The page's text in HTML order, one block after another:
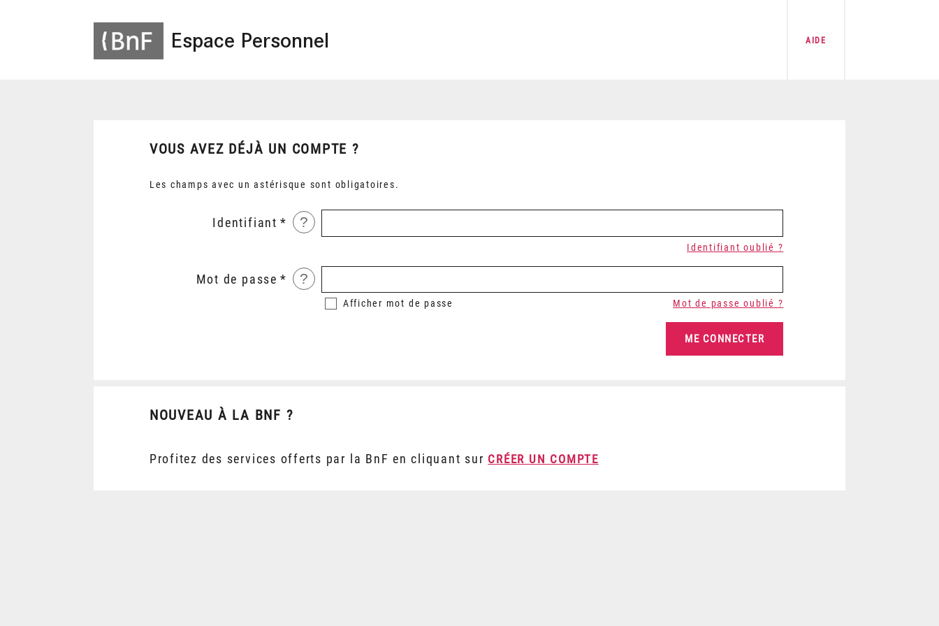
Espace Personnel AIDE
VOUS AVEZ DÉJÀ UN COMPTE ?
Les champs avec un astérisque sont obligatoires.
Identifiant ?
Identifiant oublié ?
Mot de passe ?
Afficher mot de passe Mot de passe oublié ?
NOUVEAU À LA BNF ?
Profitez des services offerts par la BnF en cliquant sur CRÉER UN COMPTE